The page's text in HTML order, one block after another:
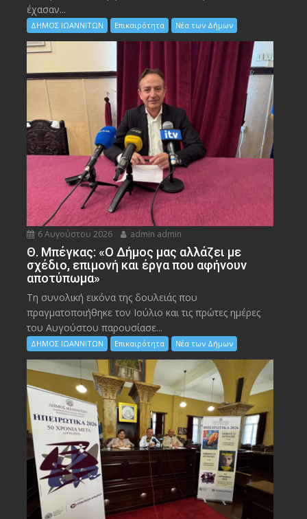
έχασαν...
ΔΗΜΟΣ ΙΩΑΝΝΙΤΩΝ Επικαιρότητα Νέα των Δήμων
6 Αυγούστου 2026 admin admin
Θ. Μπέγκας: «Ο Δήμος μας αλλάζει με
σχέδιο, επιμονή και έργα που αφήνουν
αποτύπωμα»
Τη συνολική εικόνα της δουλειάς που
πραγματοποιήθηκε τον Ιούλιο και τις πρώτες ημέρες
του Αυγούστου παρουσίασε...
ΔΗΜΟΣ ΙΩΑΝΝΙΤΩΝ Επικαιρότητα Νέα των Δήμων